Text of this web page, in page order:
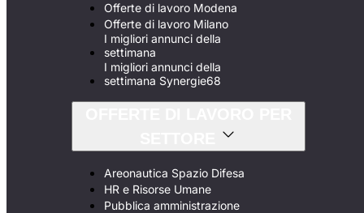
Offerte di lavoro Modena
Offerte di lavoro Milano
I migliori annunci della
settimana
I migliori annunci della
settimana Synergie68
Areonautica Spazio Difesa
HR e Risorse Umane
Pubblica amministrazione